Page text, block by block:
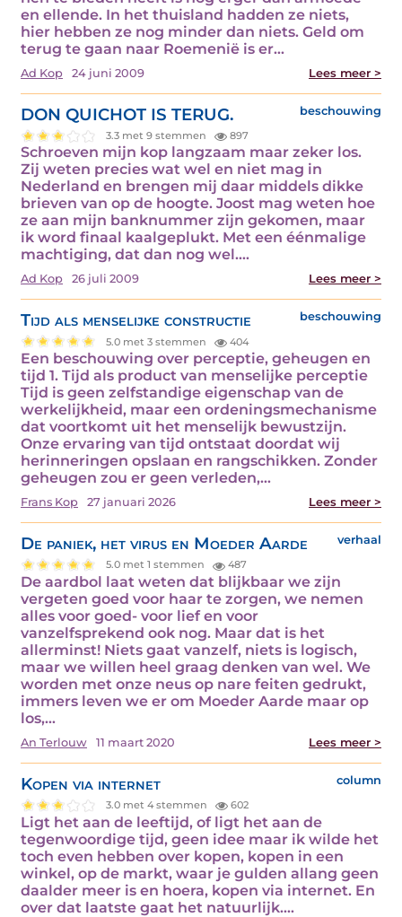
en ellende. In het thuisland hadden ze niets,
hier hebben ze nog minder dan niets. Geld om
terug te gaan naar Roemenië is er…
Ad Kop 24 juni 2009 Lees meer >
DON QUICHOT IS TERUG. beschouwing
3.3 met 9 stemmen 897
Schroeven mijn kop langzaam maar zeker los.
Zij weten precies wat wel en niet mag in
Nederland en brengen mij daar middels dikke
brieven van op de hoogte. Joost mag weten hoe
ze aan mijn banknummer zijn gekomen, maar
ik word finaal kaalgeplukt. Met een éénmalige
machtiging, dat dan nog wel.…
Ad Kop 26 juli 2009 Lees meer >
Tijd als menselijke constructie beschouwing
5.0 met 3 stemmen 404
Een beschouwing over perceptie, geheugen en
tijd 1. Tijd als product van menselijke perceptie
Tijd is geen zelfstandige eigenschap van de
werkelijkheid, maar een ordeningsmechanisme
dat voortkomt uit het menselijk bewustzijn.
Onze ervaring van tijd ontstaat doordat wij
herinneringen opslaan en rangschikken. Zonder
geheugen zou er geen verleden,…
Frans Kop 27 januari 2026 Lees meer >
De paniek, het virus en Moeder Aarde verhaal
5.0 met 1 stemmen 487
De aardbol laat weten dat blijkbaar we zijn
vergeten goed voor haar te zorgen, we nemen
alles voor goed- voor lief en voor
vanzelfsprekend ook nog. Maar dat is het
allerminst! Niets gaat vanzelf, niets is logisch,
maar we willen heel graag denken van wel. We
worden met onze neus op nare feiten gedrukt,
immers leven we er om Moeder Aarde maar op
los,…
An Terlouw 11 maart 2020 Lees meer >
Kopen via internet column
3.0 met 4 stemmen 602
Ligt het aan de leeftijd, of ligt het aan de
tegenwoordige tijd, geen idee maar ik wilde het
toch even hebben over kopen, kopen in een
winkel, op de markt, waar je gulden allang geen
daalder meer is en hoera, kopen via internet. En
over dat laatste gaat het natuurlijk.…